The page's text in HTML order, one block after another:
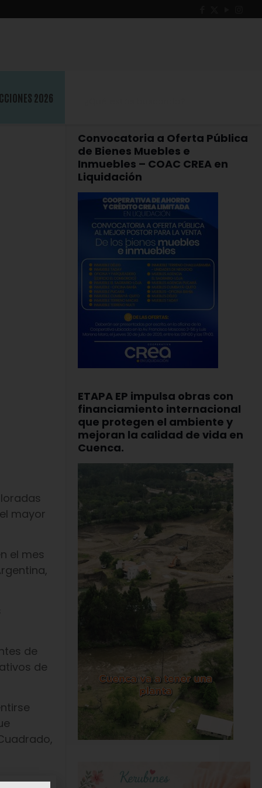
2026
mayor
el mes
de
de
Convocatoria a Oferta Pública
de Bienes Muebles e
Inmuebles – COAC CREA en
Liquidación
ETAPA EP impulsa obras con
financiamiento internacional
que protegen el ambiente y
mejoran la calidad de vida en
Cuenca.